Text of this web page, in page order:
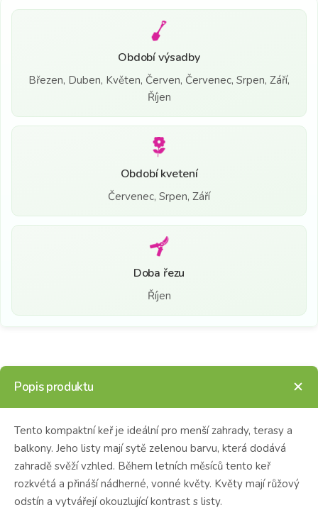
Období výsadby
Březen, Duben, Květen, Červen, Červenec, Srpen, Září,
Říjen
Období kvetení
Červenec, Srpen, Září
Doba řezu
Říjen
Popis produktu
Tento kompaktní keř je ideální pro menší zahrady, terasy a
balkony. Jeho listy mají sytě zelenou barvu, která dodává
zahradě svěží vzhled. Během letních měsíců tento keř
rozkvétá a přináší nádherné, vonné květy. Květy mají růžový
odstín a vytvářejí okouzlující kontrast s listy.